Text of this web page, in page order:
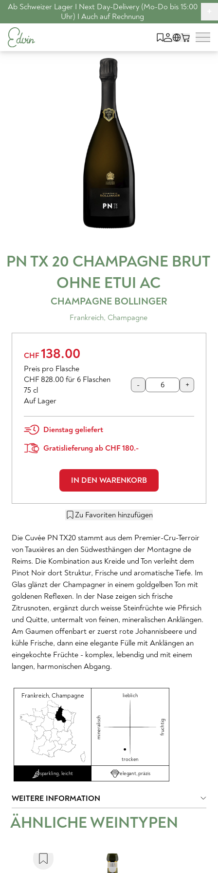
Ab Schweizer Lager I Next Day-Delivery (Mo-Do bis 15:00
Uhr) I Auch auf Rechnung
PN TX 20 CHAMPAGNE BRUT
OHNE ETUI AC
CHAMPAGNE BOLLINGER
Frankreich, Champagne
CHF 138.00
Preis pro Flasche
CHF 828.00 für 6 Flaschen
75 cl
Auf Lager
- +
Dienstag geliefert
Gratislieferung ab CHF 180.-
IN DEN WARENKORB
Zu Favoriten hinzufügen
Die Cuvée PN TX20 stammt aus dem Premier-Cru-Terroir
von Tauxières an den Südwesthängen der Montagne de
Reims. Die Kombination aus Kreide und Ton verleiht dem
Pinot Noir dort Struktur, Frische und aromatische Tiefe. Im
Glas glänzt der Champagner in einem goldgelben Ton mit
goldenen Reflexen. In der Nase zeigen sich frische
Zitrusnoten, ergänzt durch weisse Steinfrüchte wie Pfirsich
und Quitte, untermalt von feinen, mineralischen Anklängen.
Am Gaumen offenbart er zuerst rote Johannisbeere und
kühle Frische, dann eine elegante Fülle mit Anklängen an
eingekochte Früchte - komplex, lebendig und mit einem
langen, harmonischen Abgang.
Frankreich, Champagne lieblich
mineralisch fruchtig
trocken
sparkling, leicht elegant, präzis
WEITERE INFORMATION
ÄHNLICHE WEINTYPEN